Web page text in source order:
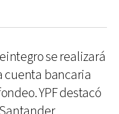
se realizará
cuenta bancaria
YPF destacó